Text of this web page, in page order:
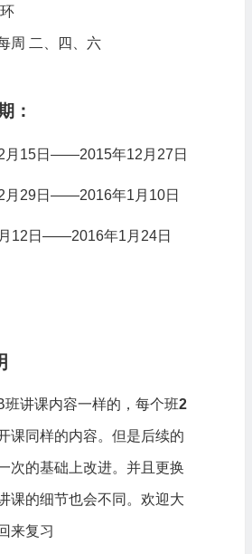
周 二、四、六
：
月15日——2015年12月27日
月29日——2016年1月10日
12日——2016年1月24日
班讲课内容一样的，每个班2
课同样的内容。但是后续的
次的基础上改进。并且更换
课的细节也会不同。欢迎大
来复习